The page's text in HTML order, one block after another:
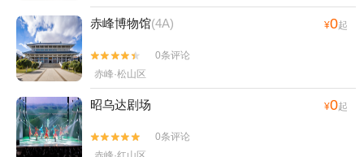
赤峰博物馆(4A) ¥0起


0条评论
赤峰·松山区
昭乌达剧场 ¥0起


0条评论